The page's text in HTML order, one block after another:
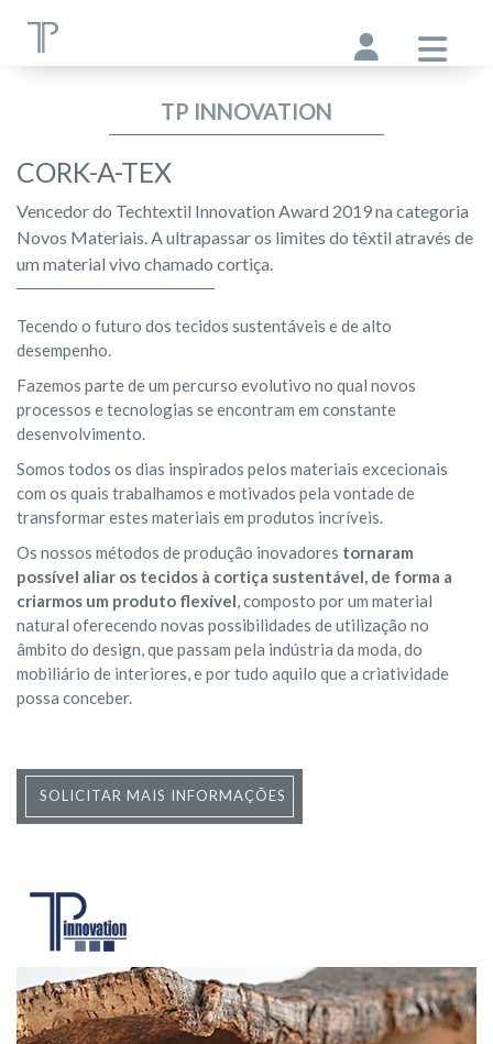
TP INNOVATION
CORK-A-TEX
Vencedor do Techtextil Innovation Award 2019 na categoria
Novos Materiais. A ultrapassar os limites do têxtil através de
um material vivo chamado cortiça.
Tecendo o futuro dos tecidos sustentáveis e de alto
desempenho.
Fazemos parte de um percurso evolutivo no qual novos
processos e tecnologias se encontram em constante
desenvolvimento.
Somos todos os dias inspirados pelos materiais excecionais
com os quais trabalhamos e motivados pela vontade de
transformar estes materiais em produtos incríveis.
Os nossos métodos de produção inovadores tornaram
possível aliar os tecidos à cortiça sustentável, de forma a
criarmos um produto flexível, composto por um material
natural oferecendo novas possibilidades de utilização no
âmbito do design, que passam pela indústria da moda, do
mobiliário de interiores, e por tudo aquilo que a criatividade
possa conceber.
SOLICITAR MAIS INFORMAÇÕES